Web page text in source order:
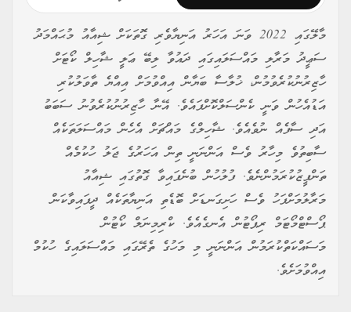
މާލޭގައި 2022 ވަނަ އަހަރު އަނިޔާވެރި ގޮތަކަށް ޝިއާއު މުޙައްމަދު
ސަޢީދު މަރާލި މައްސަލައިގައި ދައުވާ ލިބޭ ޢަލީ ޝާހިލް ކޯޓަށް
ހާޒިރުނުކުރެވުމުން، ޚުލާސާ ބަޔާން އިއްވުމަށް އިއްޔެ ތާވަލުކުރި
އަޑުއެހުން ވަނީ ކެންސަލްކޮށްފައެވެ. އޭނާ ހާޒިރުނުކުރެވުނު ސަބަބު
އަދި ސާފެއް ނުވެއެވެ. ޝާހިލްގެ މައްޗަށް އެހެން މައްސަލަތަކެއް
ސާބިތުވެ މިހާރު ވެސް އަންނަނީ ތިން އަހަރުގެ ޖަލު ހުކުމެއް
ތަންފީޒުކުރަމުންނެވެ. ފުލުހުން ބުނެފައިވާ ގޮތުގައި ޝިއާއު
މަރާލުމަށްފަހު ވެސް ހަށިގަނޑަށް ބޮޑެތި އަނިޔާތަކެއް ދީފައިވާކަން
ޕޯސްޓްމޯޓަމް ރިޕޯޓުން އެނގެއެވެ. ކްރިމިނަލް ކޯޓުން
މަސައްކަތްކުރަމުން އަންނަނީ މި މަހުގެ ތެރޭގައި މައްސަލައިގެ ހުކުމް
އިއްވުމަށެވެ.